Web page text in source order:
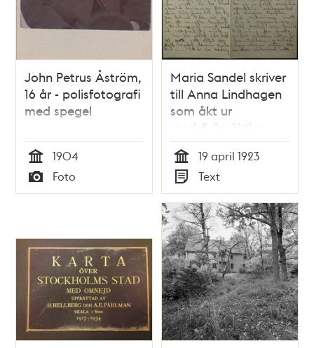
John Petrus Åström,
16 år - polisfotografi
med spegel
Tid
1904
Typ
Foto
Maria Sandel skriver
till Anna Lindhagen
som åkt ur
stadsfullmäktige
Tid
19 april 1923
Typ
Text